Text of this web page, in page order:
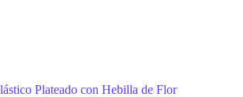
Plateado con Hebilla de Flor